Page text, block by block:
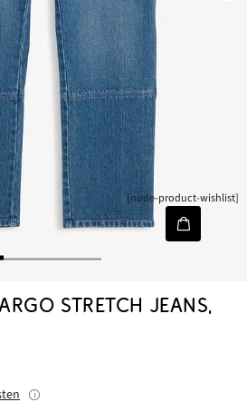
[node-product-wishlist]
STRETCH JEANS,